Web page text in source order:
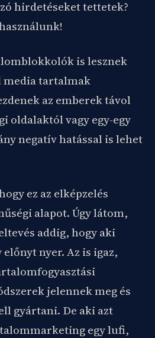
hirdetéseket tettetek?
is lesznek
media tartalmak
az emberek távol
oldalaktól vagy egy-egy
negatív hatással is lehet
ez az elképzelés
alapot. Úgy látom,
addig, hogy aki
nyer. Az is igaz,
jelennek meg és
gyártani. De aki azt
egy lufi,